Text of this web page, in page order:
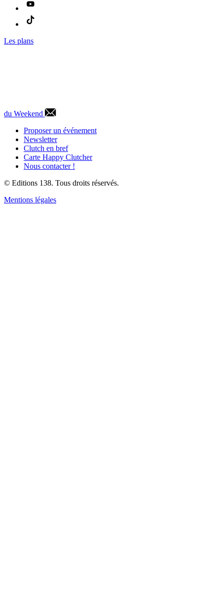
Les plans
du Weekend
Proposer un événement
Newsletter
Clutch en bref
Carte Happy Clutcher
Nous contacter !
© Editions 138. Tous droits réservés.
Mentions légales